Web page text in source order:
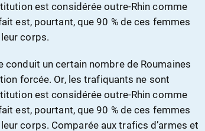
est considérée outre-Rhin comme
est, pourtant, que 90 % de ces femmes
corps.
conduit un certain nombre de Roumaines
forcée. Or, les trafiquants ne sont
est considérée outre-Rhin comme
est, pourtant, que 90 % de ces femmes
corps. Comparée aux trafics d’armes et